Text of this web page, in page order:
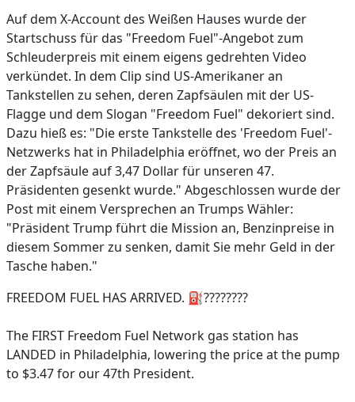
Auf dem X-Account des Weißen Hauses wurde der
Startschuss für das "Freedom Fuel"-Angebot zum
Schleuderpreis mit einem eigens gedrehten Video
verkündet. In dem Clip sind US-Amerikaner an
Tankstellen zu sehen, deren Zapfsäulen mit der US-
Flagge und dem Slogan "Freedom Fuel" dekoriert sind.
Dazu hieß es: "Die erste Tankstelle des 'Freedom Fuel'-
Netzwerks hat in Philadelphia eröffnet, wo der Preis an
der Zapfsäule auf 3,47 Dollar für unseren 47.
Präsidenten gesenkt wurde." Abgeschlossen wurde der
Post mit einem Versprechen an Trumps Wähler:
"Präsident Trump führt die Mission an, Benzinpreise in
diesem Sommer zu senken, damit Sie mehr Geld in der
Tasche haben."
FREEDOM FUEL HAS ARRIVED. ⛽️????????
The FIRST Freedom Fuel Network gas station has
LANDED in Philadelphia, lowering the price at the pump
to $3.47 for our 47th President.